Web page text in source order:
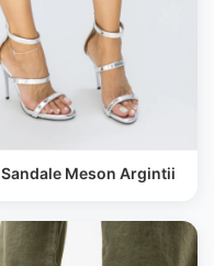
Sandale Meson Argintii